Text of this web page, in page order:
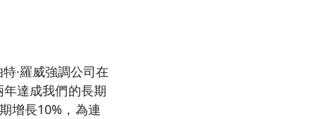
·羅威強調公司在
達成我們的長期
增長10%，為連